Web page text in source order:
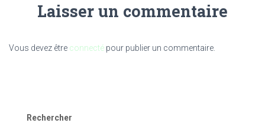
Laisser un commentaire
Vous devez être connecté pour publier un commentaire.
Rechercher